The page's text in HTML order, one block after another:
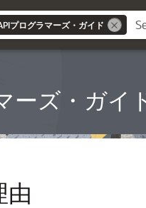
プログラマーズ・ガイド
ーズ・ガイ
由